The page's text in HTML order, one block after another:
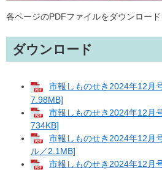
各ページのPDFファイルをダウンロード
ダウンロード
市報しものせき2024年12月
7.98MB]
市報しものせき2024年12月
734KB]
市報しものせき2024年12月
ル／2.1MB]
市報しものせき2024年12月